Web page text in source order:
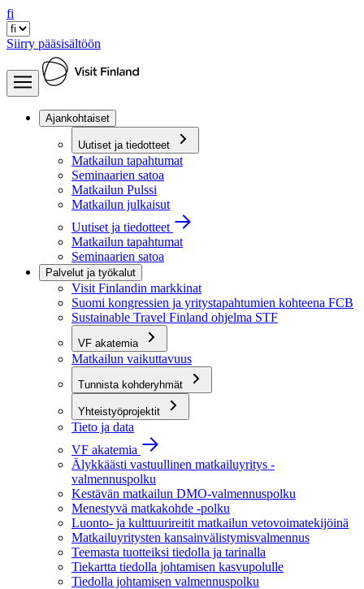
fi
Siirry pääsisältöön
Ajankohtaiset
Uutiset ja tiedotteet
Matkailun tapahtumat
Seminaarien satoa
Matkailun Pulssi
Matkailun julkaisut
Uutiset ja tiedotteet
Matkailun tapahtumat
Seminaarien satoa
Palvelut ja työkalut
Visit Finlandin markkinat
Suomi kongressien ja yritystapahtumien kohteena FCB
Sustainable Travel Finland ohjelma STF
VF akatemia
Matkailun vaikuttavuus
Tunnista kohderyhmät
Yhteistyöprojektit
Tieto ja data
VF akatemia
Älykkäästi vastuullinen matkailuyritys -
valmennuspolku
Kestävän matkailun DMO-valmennuspolku
Menestyvä matkakohde -polku
Luonto- ja kulttuurireitit matkailun vetovoimatekijöinä
Matkailuyritysten kansainvälistymisvalmennus
Teemasta tuotteiksi tiedolla ja tarinalla
Tiekartta tiedolla johtamisen kasvupolulle
Tiedolla johtamisen valmennuspolku